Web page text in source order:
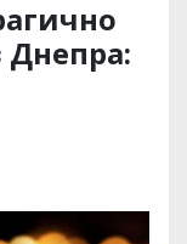
Днепра: